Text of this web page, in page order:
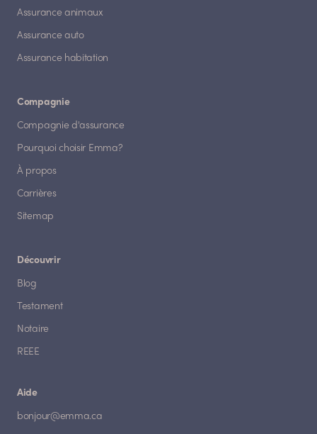
Assurance animaux
Assurance auto
Assurance habitation
Compagnie
Compagnie d'assurance
Pourquoi choisir Emma?
À propos
Carrières
Sitemap
Découvrir
Blog
Testament
Notaire
REEE
Aide
bonjour@emma.ca